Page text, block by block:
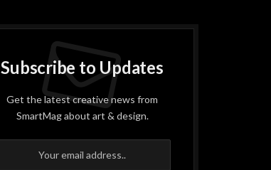
Subscribe to Updates
Get the latest creative news from
SmartMag about art & design.